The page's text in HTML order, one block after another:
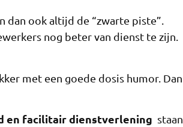
dan ook altijd de “zwarte piste”.
nog beter van dienst te zijn.
met een goede dosis humor. Dan
en facilitair dienstverlening staan